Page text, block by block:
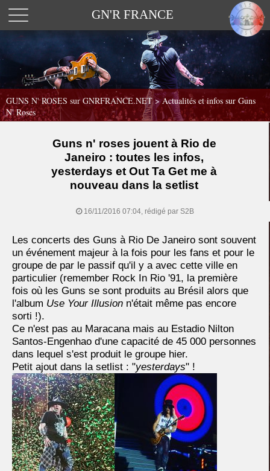
GN'R FRANCE
GUNS N' ROSES sur GNRFRANCE.NET>Actualités et infos sur Guns
N' Roses
Guns n' roses jouent à Rio de
Janeiro : toutes les infos,
yesterdays et Out Ta Get me à
nouveau dans la setlist
16/11/2016 07:04, rédigé par S2B
Les concerts des Guns à Rio De Janeiro sont souvent
un événement majeur à la fois pour les fans et pour le
groupe de par le passif qu'il y a avec cette ville en
particulier (remember Rock In Rio '91, la première
fois où les Guns se sont produits au Brésil alors que
l'album Use Your Illusion n'était même pas encore
sorti !).
Ce n'est pas au Maracana mais au Estadio Nilton
Santos-Engenhao d'une capacité de 45 000 personnes
dans lequel s'est produit le groupe hier.
Petit ajout dans la setlist : "yesterdays" !